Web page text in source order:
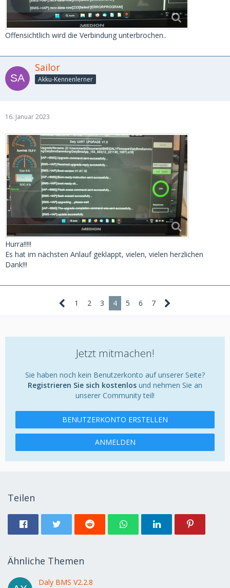
Offensichtlich wird die Verbindung unterbrochen..
Sailor
Akku-Kennenlerner
16. Januar 2023
Hurra!!!!!
Es hat im nächsten Anlauf geklappt, vielen, vielen herzlichen
Dank!!!
1 2 3 4 5 6 7
Jetzt mitmachen!
Sie haben noch kein Benutzerkonto auf unserer Seite?
Registrieren Sie sich kostenlos und nehmen Sie an
unserer Community teil!
BENUTZERKONTO ERSTELLEN
ANMELDEN
Teilen
Ähnliche Themen
Daly BMS V2.2.8